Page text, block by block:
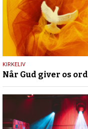
23.
maj
2026
KIRKELIV
Når Gud giver os ord